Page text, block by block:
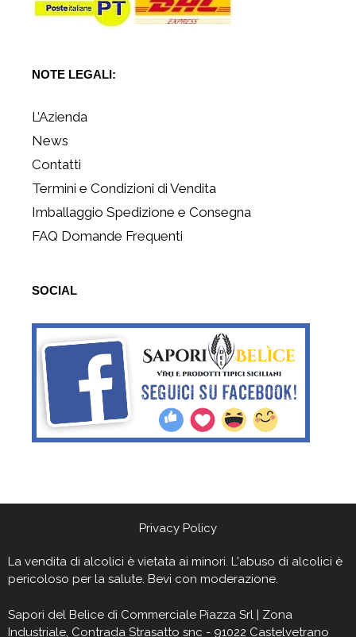
NOTE LEGALI:
L’Azienda
News
Contatti
Termini e Condizioni di Vendita
Imballaggio Spedizione e Consegna
FAQ Domande Frequenti
SOCIAL
Privacy Policy
La vendita di alcolici è vietata ai minori. L'abuso di alcolici è
pericoloso per la salute. Bevi con moderazione.
Sapori del Belìce di Commerciale Piazza Srl | Zona
Industriale, Contrada Strasatto snc - 91022 Castelvetrano